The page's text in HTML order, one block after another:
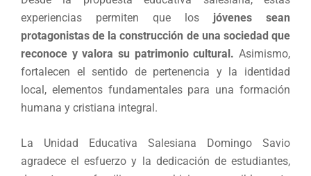
experiencias permiten que los jóvenes sean
protagonistas de la construcción de una sociedad que
reconoce y valora su patrimonio cultural. Asimismo,
fortalecen el sentido de pertenencia y la identidad
local, elementos fundamentales para una formación
humana y cristiana integral.
La Unidad Educativa Salesiana Domingo Savio
agradece el esfuerzo y la dedicación de estudiantes,